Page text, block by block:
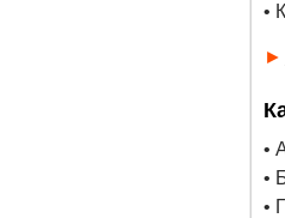
•
►
•
•
•